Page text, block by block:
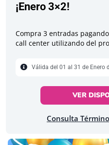
¡Enero 3×2!
Compra 3 entradas
call center utilizando del
Válida del 01 al 31 de Enero
VER
Consulta